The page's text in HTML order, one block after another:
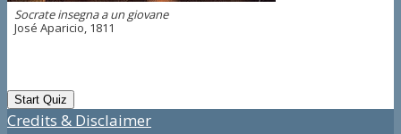
Socrate insegna a un giovane
José Aparicio, 1811
Credits & Disclaimer